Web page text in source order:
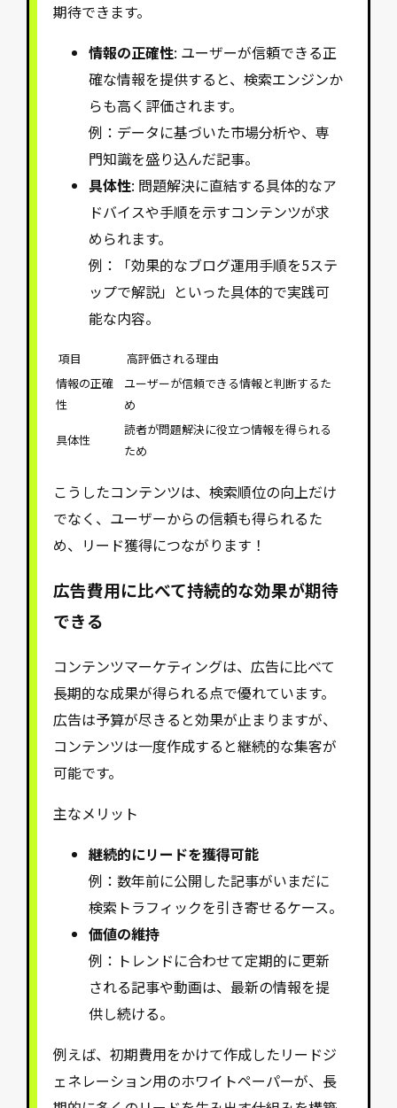
期待できます。
情報の正確性: ユーザーが信頼できる正
確な情報を提供すると、検索エンジンか
らも高く評価されます。
例：データに基づいた市場分析や、専
門知識を盛り込んだ記事。
具体性: 問題解決に直結する具体的なア
ドバイスや手順を示すコンテンツが求
められます。
例：「効果的なブログ運用手順を5ステ
ップで解説」といった具体的で実践可
能な内容。
項目
高評価される理由
情報の正確
性
ユーザーが信頼できる情報と判断するた
め
具体性
読者が問題解決に役立つ情報を得られる
ため
こうしたコンテンツは、検索順位の向上だけ
でなく、ユーザーからの信頼も得られるた
め、リード獲得につながります！
広告費用に比べて持続的な効果が期待
できる
コンテンツマーケティングは、広告に比べて
長期的な成果が得られる点で優れています。
広告は予算が尽きると効果が止まりますが、
コンテンツは一度作成すると継続的な集客が
可能です。
主なメリット
継続的にリードを獲得可能
例：数年前に公開した記事がいまだに
検索トラフィックを引き寄せるケース。
価値の維持
例：トレンドに合わせて定期的に更新
される記事や動画は、最新の情報を提
供し続ける。
例えば、初期費用をかけて作成したリードジ
ェネレーション用のホワイトペーパーが、長